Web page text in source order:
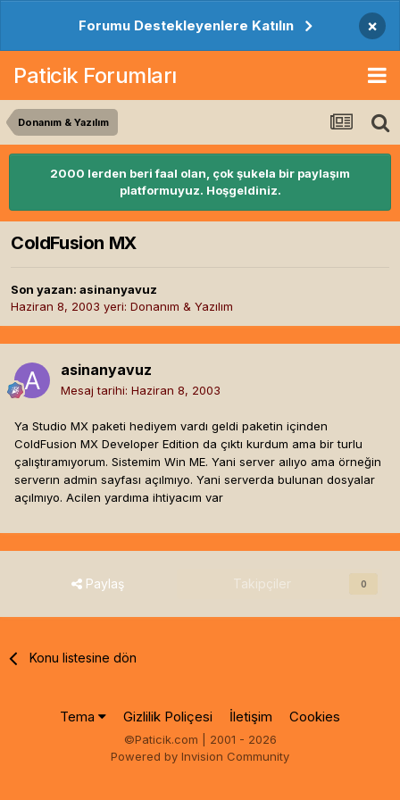
Forumu Destekleyenlere Katılın ×
Paticik Forumları
Donanım & Yazılım
2000 lerden beri faal olan, çok şukela bir paylaşım
platformuyuz. Hoşgeldiniz.
ColdFusion MX
Son yazan: asinanyavuz
Haziran 8, 2003 yeri: Donanım & Yazılım
asinanyavuz
Mesaj tarihi: Haziran 8, 2003
Ya Studio MX paketi hediyem vardı geldi paketin içinden
ColdFusion MX Developer Edition da çıktı kurdum ama bir turlu
çalıştıramıyorum. Sistemim Win ME. Yani server aılıyo ama örneğin
serverın admin sayfası açılmıyo. Yani serverda bulunan dosyalar
açılmıyo. Acilen yardıma ihtiyacım var
Paylaş Takipçiler 0
Konu listesine dön
Tema Gizlilik Poliçesi İletişim Cookies
©Paticik.com | 2001 - 2026
Powered by Invision Community